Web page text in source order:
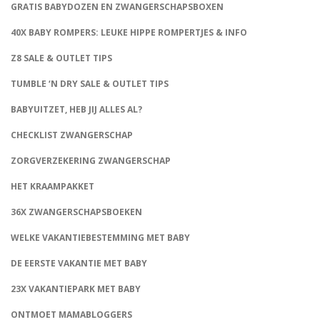
GRATIS BABYDOZEN EN ZWANGERSCHAPSBOXEN
40X BABY ROMPERS: LEUKE HIPPE ROMPERTJES & INFO
Z8 SALE & OUTLET TIPS
TUMBLE ‘N DRY SALE & OUTLET TIPS
BABYUITZET, HEB JIJ ALLES AL?
CHECKLIST ZWANGERSCHAP
ZORGVERZEKERING ZWANGERSCHAP
HET KRAAMPAKKET
36X ZWANGERSCHAPSBOEKEN
WELKE VAKANTIEBESTEMMING MET BABY
DE EERSTE VAKANTIE MET BABY
23X VAKANTIEPARK MET BABY
ONTMOET MAMABLOGGERS